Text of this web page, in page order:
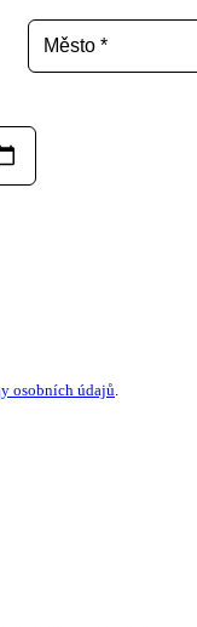
osobních údajů.